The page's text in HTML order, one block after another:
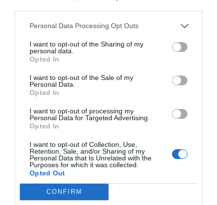
Personal Data Processing Opt Outs
I want to opt-out of the Sharing of my
personal data.
Opted In
I want to opt-out of the Sale of my
Personal Data.
Opted In
I want to opt-out of processing my
Personal Data for Targeted Advertising.
Opted In
I want to opt-out of Collection, Use,
Retention, Sale, and/or Sharing of my
Personal Data that Is Unrelated with the
Purposes for which it was collected.
Opted Out
CONFIRM
Alexandre 0
Sexo : comment booster l’alchimie
sexuelle dans un couple ?
28 Juillet 2026